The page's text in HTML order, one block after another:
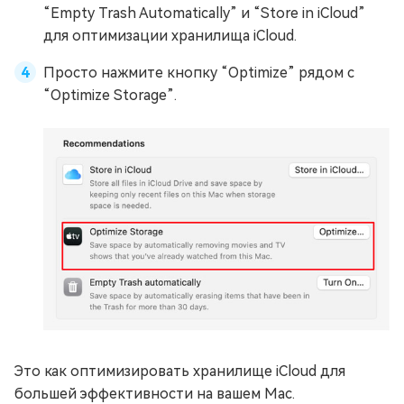
“Empty Trash Automatically” и “Store in iCloud”
для оптимизации хранилища iCloud.
Просто нажмите кнопку “Optimize” рядом с
“Optimize Storage”.
Это как оптимизировать хранилище iCloud для
большей эффективности на вашем Mac.